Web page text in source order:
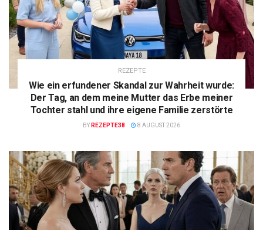
REZEPTE
Wie ein erfundener Skandal zur Wahrheit wurde:
Der Tag, an dem meine Mutter das Erbe meiner
Tochter stahl und ihre eigene Familie zerstörte
BY REZEPTE38 8 AUGUST 2026